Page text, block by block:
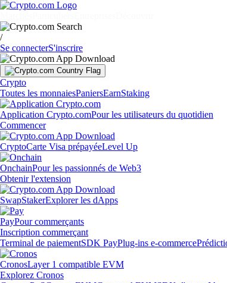
/
Se connecterS'inscrire
Crypto
Toutes les monnaiesPaniersEarnStaking
Application Crypto.comPour les utilisateurs du quotidien
Commencer
CryptoCarte Visa prépayéeLevel Up
OnchainPour les passionnés de Web3
Obtenir l'extension
SwapStakerExplorer les dApps
PayPour commerçants
Inscription commerçant
Terminal de paiementSDK PayPlug-ins e-commerce
CronosLayer 1 compatible EVM
Explorez Cronos